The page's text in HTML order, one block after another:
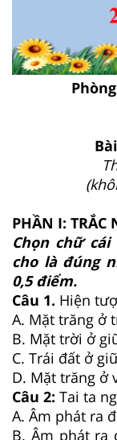
PHẦN I: TRẮC
Chọn chữ
cho là đúng
0,5 điểm.
Câu 1. Hiện
A. Mặt trăng ở
B. Mặt trời ở
C. Trái đất ở
D. Mặt trăng ở
Câu 2: Tai ta
A. Âm phát ra
B. Âm phát ra